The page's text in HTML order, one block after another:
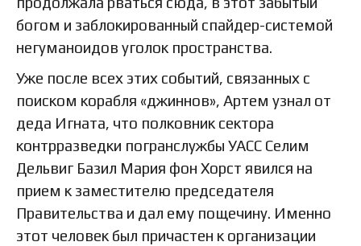
богом и заблокированный спайдер-системой
негуманоидов уголок пространства.
Уже после всех этих событий, связанных с
поиском корабля «джиннов», Артем узнал от
деда Игната, что полковник сектора
контрразведки погранслужбы УАСС Селим
Дельвиг Базил Мария фон Хорст явился на
прием к заместителю председателя
Правительства и дал ему пощечину. Именно
этот человек был причастен к организации